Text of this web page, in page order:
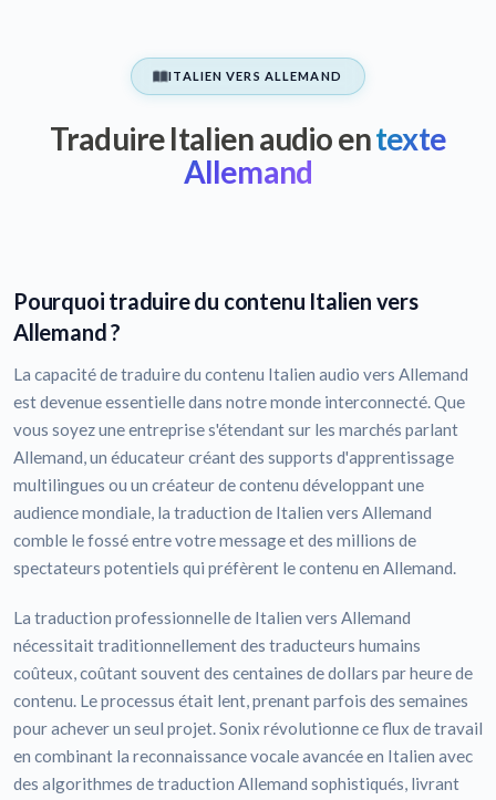
ITALIEN VERS ALLEMAND
Traduire Italien audio entexte
Allemand
Pourquoi traduire du contenu Italien vers
Allemand ?
La capacité de traduire du contenu Italien audio vers Allemand
est devenue essentielle dans notre monde interconnecté. Que
vous soyez une entreprise s'étendant sur les marchés parlant
Allemand, un éducateur créant des supports d'apprentissage
multilingues ou un créateur de contenu développant une
audience mondiale, la traduction de Italien vers Allemand
comble le fossé entre votre message et des millions de
spectateurs potentiels qui préfèrent le contenu en Allemand.
La traduction professionnelle de Italien vers Allemand
nécessitait traditionnellement des traducteurs humains
coûteux, coûtant souvent des centaines de dollars par heure de
contenu. Le processus était lent, prenant parfois des semaines
pour achever un seul projet. Sonix révolutionne ce flux de travail
en combinant la reconnaissance vocale avancée en Italien avec
des algorithmes de traduction Allemand sophistiqués, livrant